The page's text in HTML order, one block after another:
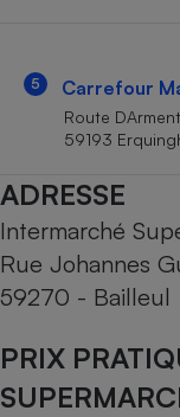
5 Carrefour
Route
59193
ADRESSE
Intermarché
Rue Johannes
59270 - Bailleul
PRIX